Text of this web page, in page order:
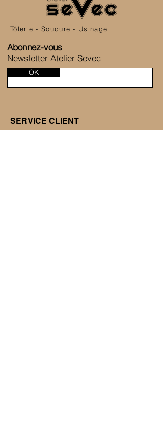
Tôlerie - Soudure - Usinage
Abonnez-vous
Newsletter Atelier Sevec
OK
SERVICE CLIENT